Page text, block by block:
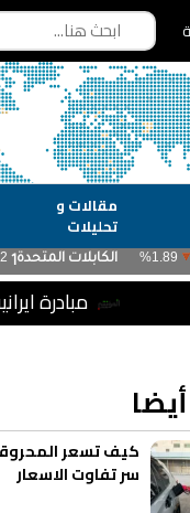
مقالات و
تحليلات
مبادرة
كيف تسعر
سر تفاوت الاسعار